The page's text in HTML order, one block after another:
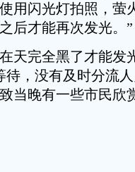
用闪光灯拍照，萤
后才能再次发光。”
完全黑了才能发
，没有及时分流
当晚有一些市民欣